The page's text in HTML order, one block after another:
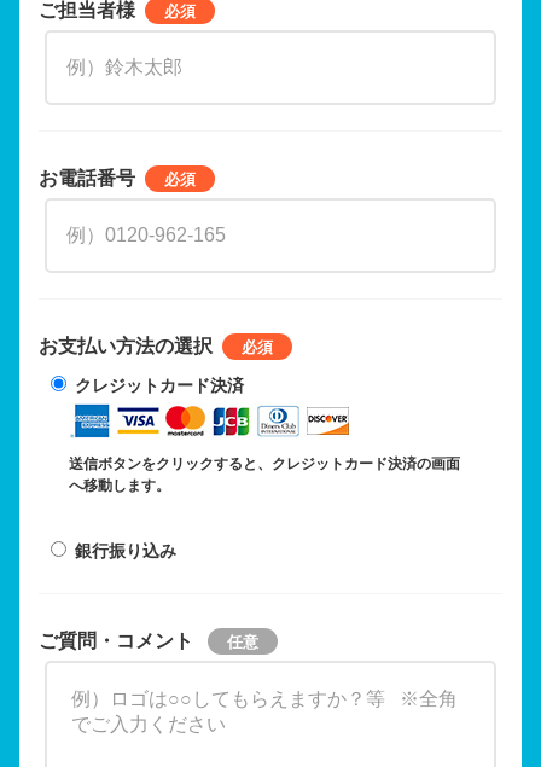
ご担当者様
お電話番号
お支払い方法の選択
クレジットカード決済
送信ボタンをクリックすると、クレジットカード決済の画面
へ移動します。
銀行振り込み
ご質問・コメント